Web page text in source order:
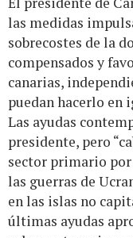
las medidas
sobrecostes de la
compensados y
canarias,
puedan hacerlo en
Las ayudas
presidente, pero
sector primario
las guerras de
en las islas no
últimas ayudas